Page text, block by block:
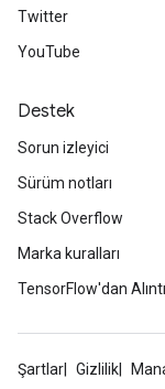
Twitter
YouTube
Destek
Sorun izleyici
Sürüm notları
Stack Overflow
Marka kuralları
TensorFlow'dan
Şartlar Gizlilik